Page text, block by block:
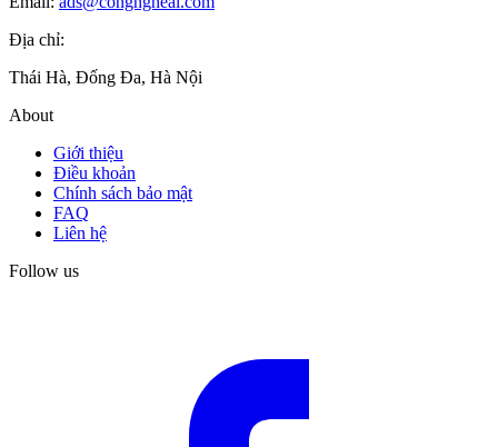
Địa chỉ:
Thái Hà, Đống Đa, Hà Nội
About
Giới thiệu
Điều khoản
Chính sách bảo mật
FAQ
Liên hệ
Follow us